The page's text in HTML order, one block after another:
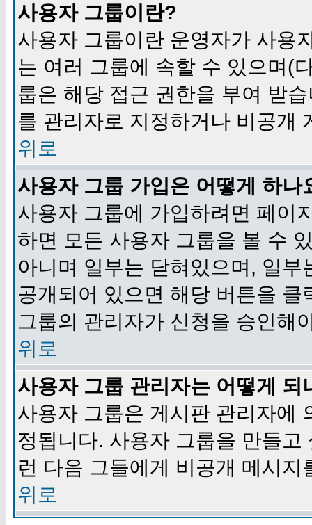
사용자 그룹이란?
사용자 그룹이란 운영자가 사용
는 여러 그룹에 속할 수 있으며(
룹은 해당 접근 권한을 부여 받
를 관리자로 지정하거나 비공개
위로
사용자 그룹 가입은 어떻게 하나
사용자 그룹에 가입하려면 페이
하면 모든 사용자 그룹을 볼 수
아니며 일부는 닫혀있으며, 일
공개되어 있으면 해당 버튼을
그룹의 관리자가 신청을 승인해
위로
사용자 그룹 관리자는 어떻게 되
사용자 그룹은 게시판 관리자에
정됩니다. 사용자 그룹을 만들
런 다음 그들에게 비공개 메시지
위로